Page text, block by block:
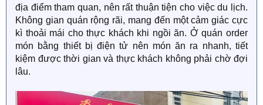
địa điểm tham quan, nên rất thuận tiện cho việc du lịch.
Không gian quán rộng rãi, mang đến một cảm giác cực
kì thoải mái cho thực khách khi ngồi ăn. Ở quán order
món bằng thiết bị điện tử nên món ăn ra nhanh, tiết
kiệm được thời gian và thực khách không phải chờ đợi
lâu.